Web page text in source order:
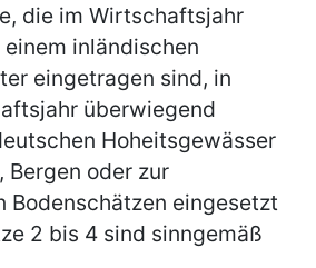
die im Wirtschaftsjahr
inländischen
eingetragen sind, in
überwiegend
Hoheitsgewässer
Bergen oder zur
Bodenschätzen eingesetzt
2 bis 4 sind sinngemäß